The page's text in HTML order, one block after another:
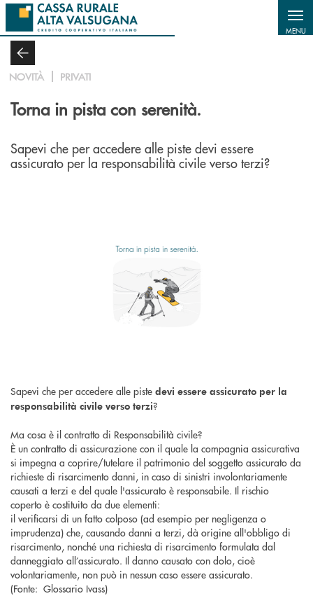
Salta al contenuto principale
MENU
NOVITÀ PRIVATI
Torna in pista con serenità.
Sapevi che per accedere alle piste devi essere
assicurato per la responsabilità civile verso terzi?
Sapevi che per accedere alle piste devi essere assicurato per la
responsabilità civile verso terzi?
Ma cosa è il contratto di Responsabilità civile?
È un contratto di assicurazione con il quale la compagnia assicurativa
si impegna a coprire/tutelare il patrimonio del soggetto assicurato da
richieste di risarcimento danni, in caso di sinistri involontariamente
causati a terzi e del quale l'assicurato è responsabile. Il rischio
coperto è costituito da due elementi:
il verificarsi di un fatto colposo (ad esempio per negligenza o
imprudenza) che, causando danni a terzi, dà origine all'obbligo di
risarcimento, nonché una richiesta di risarcimento formulata dal
danneggiato all’assicurato. Il danno causato con dolo, cioè
volontariamente, non può in nessun caso essere assicurato.
(Fonte: Glossario Ivass)